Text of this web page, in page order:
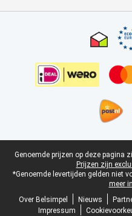
Juridische voettekst
Genoemde prijzen op deze pagina
Prijzen zijn
*Genoemde levertijden gelden niet
meer
Over Belsimpel
Nieuws
Impressum